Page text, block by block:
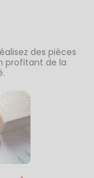
des pièces
profitant de la